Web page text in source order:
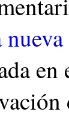
en